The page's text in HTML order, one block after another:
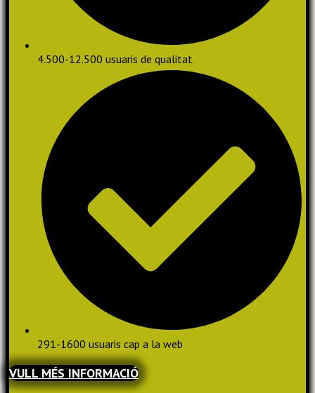
4.500-12.500 usuaris de qualitat
291-1600 usuaris cap a la web
VULL MÉS INFORMACIÓ